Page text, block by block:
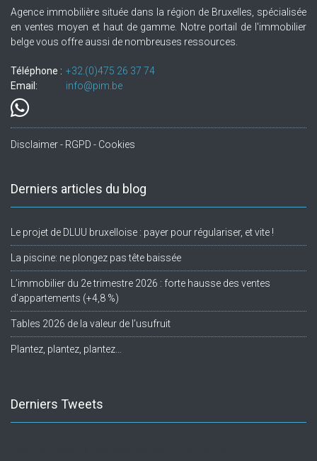
Agence immobilière située dans la région de Bruxelles, spécialisée
en ventes moyen et haut de gamme. Notre portail de l'immobilier
belge vous offre aussi de nombreuses ressources.
Téléphone : +32.(0)475 26 37 74
Email:
info@pim.be
Disclaimer - RGPD - Cookies
Derniers articles du blog
Le projet de DLUU bruxelloise : payer pour régulariser, et vite !
La piscine: ne plongez pas tête baissée
L’immobilier du 2e trimestre 2026 : forte hausse des ventes
d’appartements (+4,8 %)
Tables 2026 de la valeur de l’usufruit
Plantez, plantez, plantez…
Derniers Tweets